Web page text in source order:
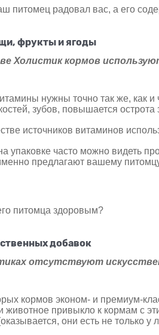
питомец радовал вас, а его
фрукты и ягоды
Холистик кормов
нужны точно так же, как
зубов, повышается острота
источников витаминов
упаковке часто можно видеть
предлагают вашему
питомца здоровым?
добавок
отсутствуют
кормов эконом- и премиум-
животное привыкло к кормам с
они есть не только у